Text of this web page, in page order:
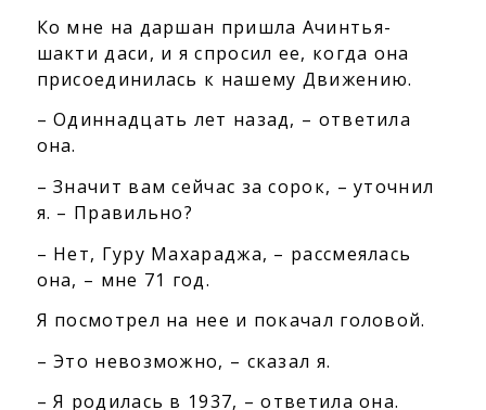
Ко мне на даршан пришла Ачинтья-
шакти даси, и я спросил ее, когда она
присоединилась к нашему Движению.
– Одиннадцать лет назад, – ответила
она.
– Значит вам сейчас за сорок, – уточнил
я. – Правильно?
– Нет, Гуру Махараджа, – рассмеялась
она, – мне 71 год.
Я посмотрел на нее и покачал головой.
– Это невозможно, – сказал я.
– Я родилась в 1937, – ответила она.